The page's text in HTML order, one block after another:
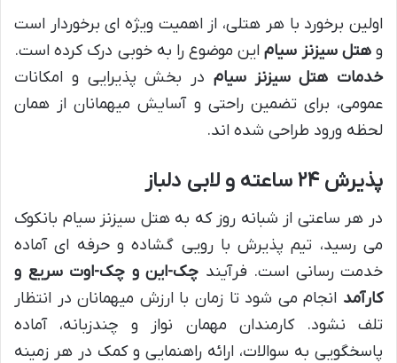
اولین برخورد با هر هتلی، از اهمیت ویژه ای برخوردار است
وهتل سیزنز سیاماین موضوع را به خوبی درک کرده است.
خدمات هتل سیزنز سیام در بخش پذیرایی و امکانات
عمومی، برای تضمین راحتی و آسایش میهمانان از همان
لحظه ورود طراحی شده اند.
پذیرش ۲۴ ساعته و لابی دلباز
در هر ساعتی از شبانه روز که به هتل سیزنز سیام بانکوک
می رسید، تیم پذیرش با رویی گشاده و حرفه ای آماده
خدمت رسانی است. فرآیند چک-این و چک-اوت سریع و
کارآمد انجام می شود تا زمان با ارزش میهمانان در انتظار
تلف نشود. کارمندان مهمان نواز و چندزبانه، آماده
پاسخگویی به سوالات، ارائه راهنمایی و کمک در هر زمینه